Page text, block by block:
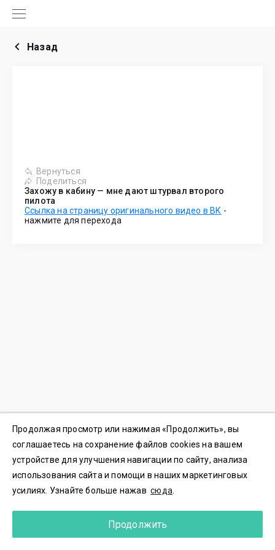
Назад
Вернуться
Поделиться
Захожу в кабину — мне дают штурвал второго
пилота
Ссылка на страницу оригинального видео в ВК -
нажмите для перехода
© 2023-2026 ООО «3Д ПЛАТФОРМА» ИНН 7702437500
Пользовательское соглашение |Политика конфиденциальности
Политика куки-файлов|Согласие на обработку
РезидентСколково | Номер регистрации2023614699
Зарегистрировано в Реестре российского ПО.
Продолжая просмотр или нажимая «Продолжить», вы
соглашаетесь на сохранение файлов cookies на вашем
устройстве для улучшения навигации по сайту, анализа
использования сайта и помощи в наших маркетинговых
усилиях. Узнайте больше нажавсюда
Продолжить